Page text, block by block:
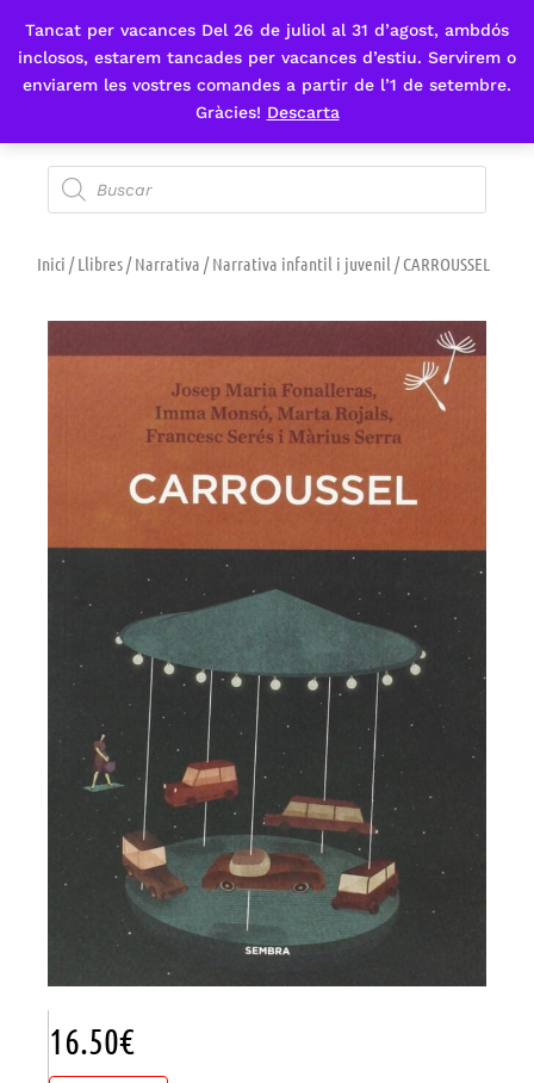
Tancat per vacances Del 26 de juliol al 31 d’agost, ambdós
inclosos, estarem tancades per vacances d’estiu. Servirem o
enviarem les vostres comandes a partir de l’1 de setembre.
Gràcies! Descarta
Fes-te'n sòcia
Inici /Llibres/Narrativa /Narrativa infantil i juvenil / CARROUSSEL
16.50€